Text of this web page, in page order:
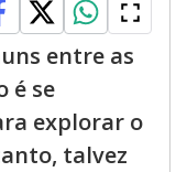
entre as
é se
explorar o
talvez